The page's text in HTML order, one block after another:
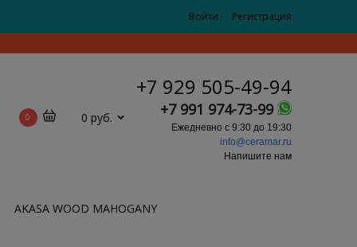
Войти Регистрация
0 0 руб.
+7 929 505-49-94
+7 991 974-73-99
Ежедневно с 9:30 до 19:30
info@ceramar.ru
Напишите нам
AKASA WOOD MAHOGANY